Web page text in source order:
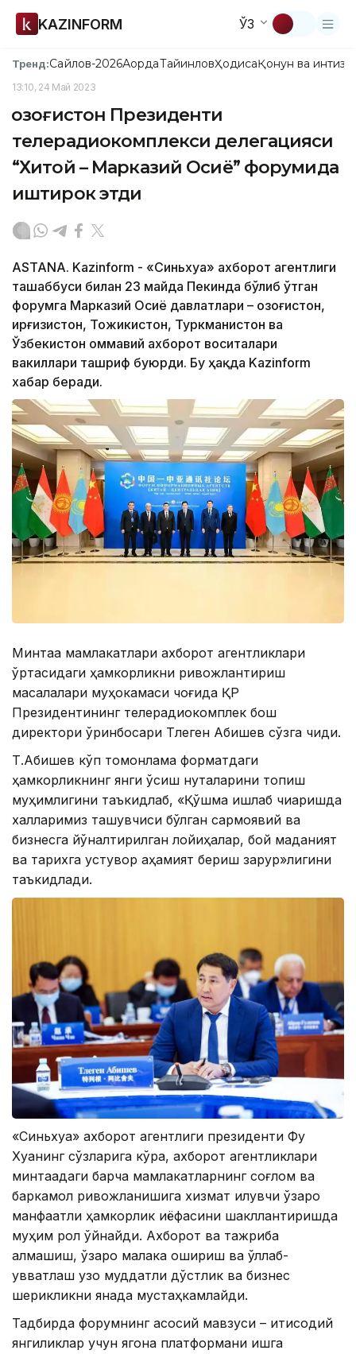
KAZINFORM ЎЗ
Тренд:Сайлов-2026АқордаТайинловҲодисаҚонун ва
13:10, 24 Май 2023
Қозоғистон Президенти
телерадиокомплекси делегацияси
“Хитой – Марказий Осиё” форумида
иштирок этди
ASTANA. Kazinform - «Синьхуа» ахборот агентлиги
ташаббуси билан 23 майда Пекинда бўлиб ўтган
форумга Марказий Осиё давлатлари – Қозоғистон,
Қирғизистон, Тожикистон, Туркманистон ва
Ўзбекистон оммавий ахборот воситалари
вакиллари ташриф буюрди. Бу ҳақда Kazinform
хабар беради.
Минтақа мамлакатлари ахборот агентликлари
ўртасидаги ҳамкорликни ривожлантириш
масалалари муҳокамаси чоғида ҚР
Президентининг телерадиокомплек бош
директори ўринбосари Тлеген Абишев сўзга чиқди.
Т.Абишев кўп томонлама форматдаги
ҳамкорликнинг янги ўсиш нуқталарини топиш
муҳимлигини таъкидлаб, «Қўшма ишлаб чиқаришда
халқларимиз ташувчиси бўлган сармоявий ва
бизнесга йўналтирилган лойиҳалар, бой маданият
ва тарихга устувор аҳамият бериш зарур»лигини
таъкидлади.
«Синьхуа» ахборот агентлиги президенти Фу
Хуанинг сўзларига кўра, ахборот агентликлари
минтақадаги барча мамлакатларнинг соғлом ва
баркамол ривожланишига хизмат қилувчи ўзаро
манфаатли ҳамкорлик қиёфасини шакллантиришда
муҳим рол ўйнайди. Ахборот ва тажриба
алмашиш, ўзаро малака ошириш ва қўллаб-
қувватлаш узоқ муддатли дўстлик ва бизнес
шерикликни янада мустаҳкамлайди.
Тадбирда форумнинг асосий мавзуси – иқтисодий
янгиликлар учун ягона платформани ишга